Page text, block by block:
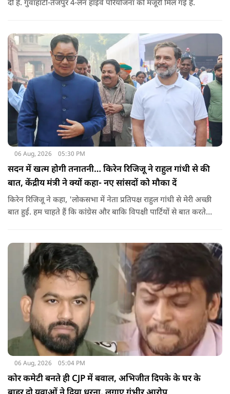
दी है. गुवाहाटी-तेजपुर 4-लेन हाईवे परियोजना को मंजूरी मिल गई है.
06 Aug, 2026 05:30 PM
सदन में खत्म होगी तनातनी… किरेन रिजिजू ने राहुल गांधी से की
बात, केंद्रीय मंत्री ने क्यों कहा- नए सांसदों को मौका दें
किरेन रिजिजू ने कहा, 'लोकसभा में नेता प्रतिपक्ष राहुल गांधी से मेरी अच्छी
बात हुई. हम चाहते हैं कि कांग्रेस और बाकि विपक्षी पार्टियों से बात करते
06 Aug, 2026 05:04 PM
कोर कमेटी बनते ही CJP में बवाल, अभिजीत दिपके के घर के